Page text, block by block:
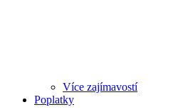
Více zajímavostí
Poplatky